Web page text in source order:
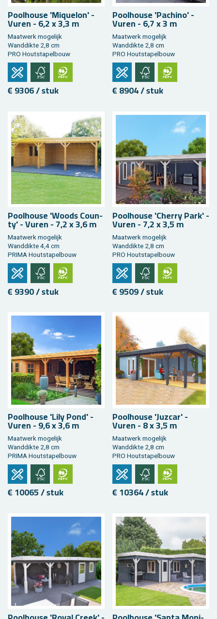
Pool­hou­se 'Mi­que­lon' -
Vuren - 6,2 x 3,3 m
Maat­werk mo­ge­lijk
Wand­dik­te 2,8 cm
PRO Hout­sta­pel­bouw
€ 9306 / stuk
Pool­hou­se 'Pa­chi­no' -
Vuren - 6,7 x 3 m
Maat­werk mo­ge­lijk
Wand­dik­te 2,8 cm
PRO Hout­sta­pel­bouw
€ 8904 / stuk
Pool­hou­se 'Woods Coun­
ty' - Vuren - 7,2 x 3,6 m
Maat­werk mo­ge­lijk
Wand­dik­te 4,4 cm
PRIMA Hout­sta­pel­bouw
€ 9390 / stuk
Pool­hou­se 'Cher­ry Park' -
Vuren - 7,2 x 3,5 m
Maat­werk mo­ge­lijk
Wand­dik­te 2,8 cm
PRO Hout­sta­pel­bouw
€ 9509 / stuk
Pool­hou­se 'Lily Pond' -
Vuren - 9,6 x 3,6 m
Maat­werk mo­ge­lijk
Wand­dik­te 2,8 cm
PRIMA Hout­sta­pel­bouw
€ 10065 / stuk
Pool­hou­se 'Juz­car' -
Vuren - 8 x 3,5 m
Maat­werk mo­ge­lijk
Wand­dik­te 2,8 cm
PRO Hout­sta­pel­bouw
€ 10364 / stuk